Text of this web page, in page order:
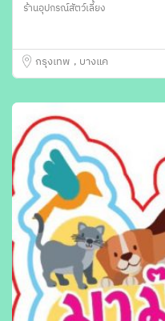
ร้านอุปกรณ์สัตว์เลี้ยง
กรุงเทพ บางแค